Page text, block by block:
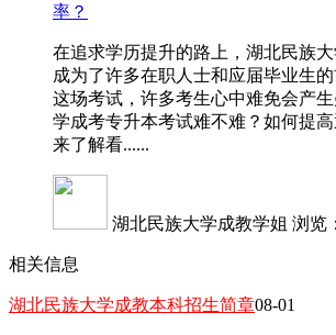
率？
在追求学历提升的路上，湖北民族
成为了许多在职人士和应届毕业生
这场考试，许多考生心中难免会产
学成考专升本考试难不难？如何提
来了解看......
湖北民族大学成教学姐 浏览
相关信息
湖北民族大学成教本科招生简章08-01